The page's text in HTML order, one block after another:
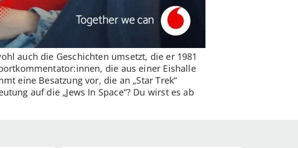
auch die Geschichten umsetzt, die er 1981
die aus einer Eishalle
eine Besatzung vor, die an „Star Trek“
auf die „Jews In Space“? Du wirst es ab